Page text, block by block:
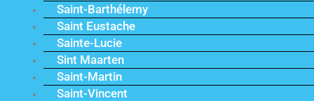
Saint-Barthélemy
Saint Eustache
Sainte-Lucie
Sint Maarten
Saint-Martin
Saint-Vincent